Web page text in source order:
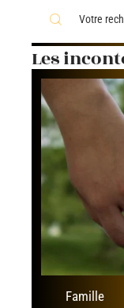
Les
Famille